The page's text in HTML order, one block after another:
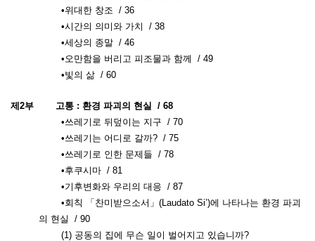
•위대한 창조 / 36
•시간의 의미와 가치 / 38
•세상의 종말 / 46
•오만함을 버리고 피조물과 함께 / 49
•빛의 삶 / 60
제2부
고통 : 환경 파괴의 현실 / 68
•쓰레기로 뒤덮이는 지구 / 70
•쓰레기는 어디로 갈까? / 75
•쓰레기로 인한 문제들 / 78
•후쿠시마 / 81
•기후변화와 우리의 대응 / 87
•회칙 「찬미받으소서」(Laudato Si’)에 나타나는 환경 파괴
의 현실 / 90
(1) 공동의 집에 무슨 일이 벌어지고 있습니까?